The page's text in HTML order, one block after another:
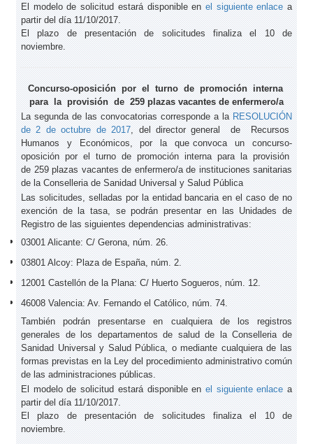
El modelo de solicitud estará disponible en el siguiente enlace a
partir del día 11/10/2017.
El plazo de presentación de solicitudes finaliza el 10 de
noviembre.
Concurso-oposición por el turno de promoción interna
para la provisión de 259 plazas vacantes de enfermero/a
La segunda de las convocatorias corresponde a la RESOLUCIÓN
de 2 de octubre de 2017, del director general de Recursos
Humanos y Económicos, por la que convoca un concurso-
oposición por el turno de promoción interna para la provisión
de 259 plazas vacantes de enfermero/a de instituciones sanitarias
de la Conselleria de Sanidad Universal y Salud Pública
Las solicitudes, selladas por la entidad bancaria en el caso de no
exención de la tasa, se podrán presentar en las Unidades de
Registro de las siguientes dependencias administrativas:
03001 Alicante: C/ Gerona, núm. 26.
03801 Alcoy: Plaza de España, núm. 2.
12001 Castellón de la Plana: C/ Huerto Sogueros, núm. 12.
46008 Valencia: Av. Fernando el Católico, núm. 74.
También podrán presentarse en cualquiera de los registros
generales de los departamentos de salud de la Conselleria de
Sanidad Universal y Salud Pública, o mediante cualquiera de las
formas previstas en la Ley del procedimiento administrativo común
de las administraciones públicas.
El modelo de solicitud estará disponible en el siguiente enlace a
partir del día 11/10/2017.
El plazo de presentación de solicitudes finaliza el 10 de
noviembre.